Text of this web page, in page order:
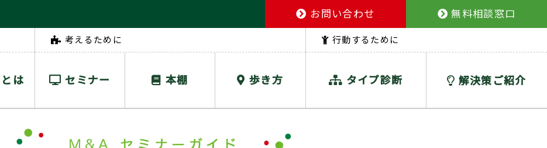
お問い合わせ 無料相談窓口
とは
考えるために
セミナー 本棚 歩き方
行動するために
タイプ診断 解決策ご紹介